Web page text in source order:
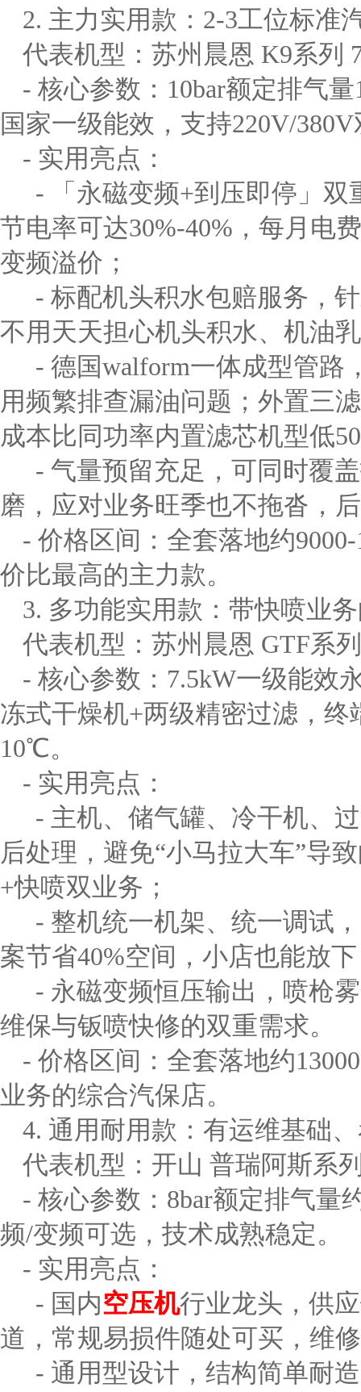
2. 主力实用款：2-3工位标准
代表机型：苏州晨恩 K9系列
- 核心参数：10bar额定排气
国家一级能效，支持220V/
- 实用亮点：
- 「永磁变频+到压即停」
节电率可达30%-40%，每月电
变频溢价；
- 标配机头积水包赔服务，
不用天天担心机头积水、机油
- 德国walform一体成型管路
用频繁排查漏油问题；外置三
成本比同功率内置滤芯机型低
- 气量预留充足，可同时覆
磨，应对业务旺季也不拖沓，
- 价格区间：全套落地约
价比最高的主力款。
3. 多功能实用款：带快喷业
代表机型：苏州晨恩 GTF系
- 核心参数：7.5kW一级能效
冻式干燥机+两级精密过滤，终
10℃。
- 实用亮点：
- 主机、储气罐、冷干机、
后处理，避免“小马拉大车”导
+快喷双业务；
- 整机统一机架、统一调试
案节省40%空间，小店也能放
- 永磁变频恒压输出，喷枪
维保与钣喷快修的双重需求。
- 价格区间：全套落地约
业务的综合汽保店。
4. 通用耐用款：有运维基础
代表机型：开山 普瑞阿斯系
- 核心参数：8bar额定排气量
频/变频可选，技术成熟稳定。
- 实用亮点：
- 国内空压机行业龙头，供
道，常规易损件随处可买，维
- 通用型设计，结构简单耐